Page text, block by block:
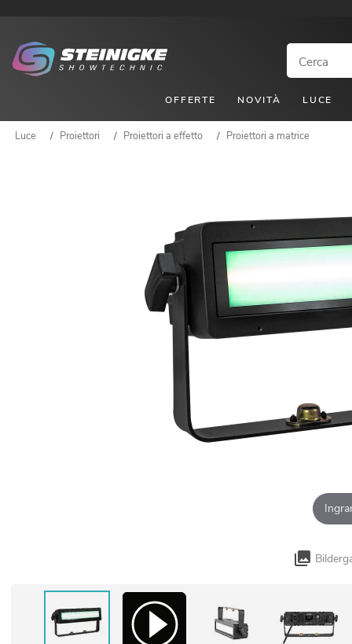
OFFERTE NOVITÀ LUCE
Luce / Proiettori / Proiettori a effetto / Proiettori a matrice